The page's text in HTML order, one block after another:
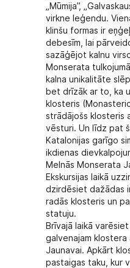
„Mūmija”,
virkne leģendu.
klinšu formas ir
debesīm, lai
sazāģējot kalnu
Monserata
kalna unikalitāte
bet drīzāk ar to, ka
klosteris
strādājošs klosteris
vēsturi. Un līdz pat
Katalonijas garīgo
ikdienas
Melnās Monserata
Ekskursijas laikā
dzirdēsiet dažādas
radās klosteris un
statuju.
Brīvajā laikā
galvenajam
Jaunavai. Apkārt
pastaigas taku, kur